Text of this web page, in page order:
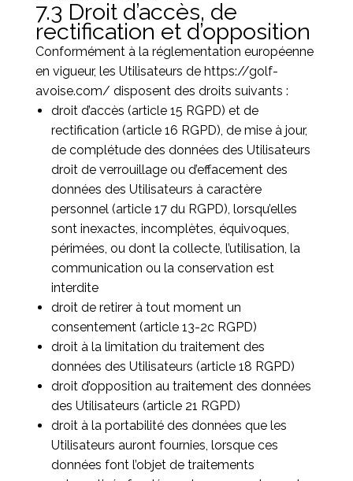
7.3 Droit d’accès, de
rectification et d’opposition
Conformément à la réglementation européenne
en vigueur, les Utilisateurs de https://golf-
avoise.com/ disposent des droits suivants :
droit d’accès (article 15 RGPD) et de
rectification (article 16 RGPD), de mise à jour,
de complétude des données des Utilisateurs
droit de verrouillage ou d’effacement des
données des Utilisateurs à caractère
personnel (article 17 du RGPD), lorsqu’elles
sont inexactes, incomplètes, équivoques,
périmées, ou dont la collecte, l’utilisation, la
communication ou la conservation est
interdite
droit de retirer à tout moment un
consentement (article 13-2c RGPD)
droit à la limitation du traitement des
données des Utilisateurs (article 18 RGPD)
droit d’opposition au traitement des données
des Utilisateurs (article 21 RGPD)
droit à la portabilité des données que les
Utilisateurs auront fournies, lorsque ces
données font l’objet de traitements